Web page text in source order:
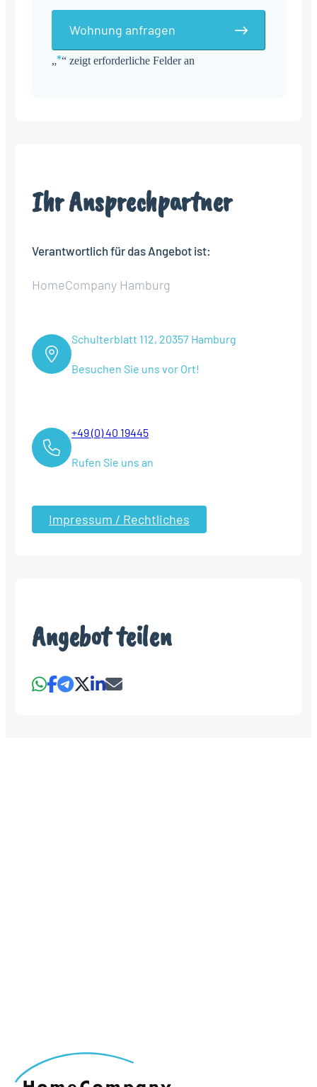
„*“ zeigt erforderliche Felder an
Wohnung anfragen
Ihr Ansprechpartner
Verantwortlich für das Angebot ist:
HomeCompany Hamburg
Schulterblatt 112, 20357 Hamburg
Besuchen Sie uns vor Ort!
+49 (0) 40 19445
Rufen Sie uns an
Impressum / Rechtliches
Angebot teilen